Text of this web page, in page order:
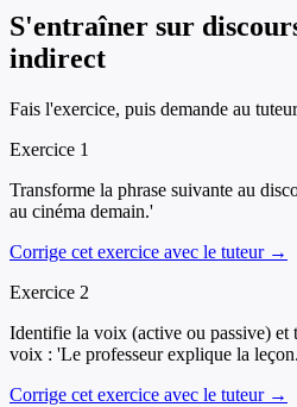
S'entraîner sur
indirect
Fais l'exercice, puis demande au
Exercice 1
Transforme la phrase suivante au
au cinéma demain.'
Corrige cet exercice avec le tuteur →
Exercice 2
Identifie la voix (active ou passive) et
voix : 'Le professeur explique la
Corrige cet exercice avec le tuteur →